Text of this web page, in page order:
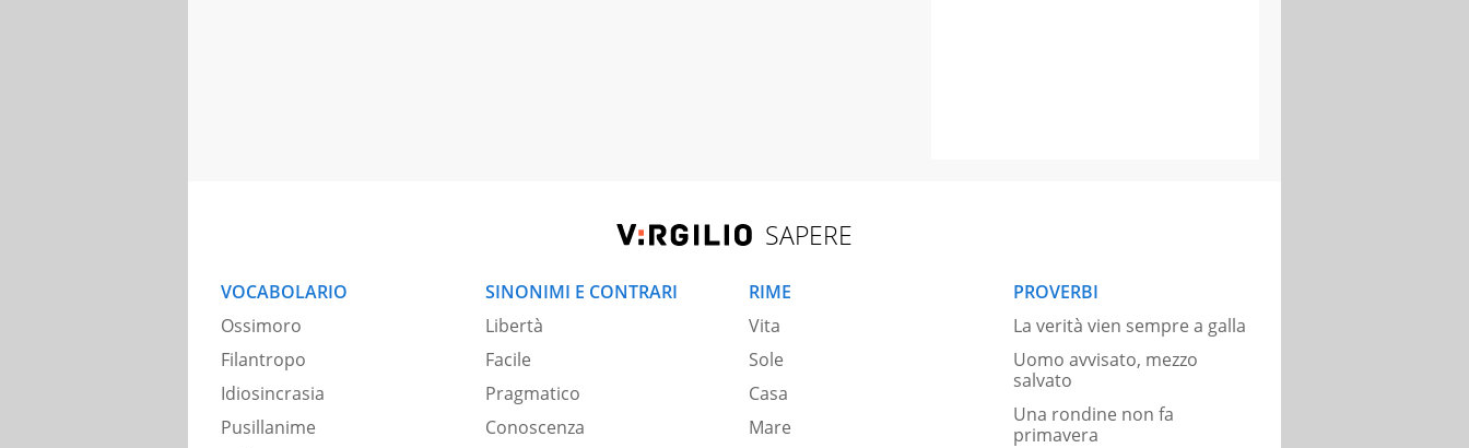
SAPERE
VOCABOLARIO
Ossimoro
Filantropo
Idiosincrasia
Pusillanime
SINONIMI E CONTRARI
Libertà
Facile
Pragmatico
Conoscenza
RIME
Vita
Sole
Casa
Mare
PROVERBI
La verità vien sempre a galla
Uomo avvisato, mezzo
salvato
Una rondine non fa
primavera